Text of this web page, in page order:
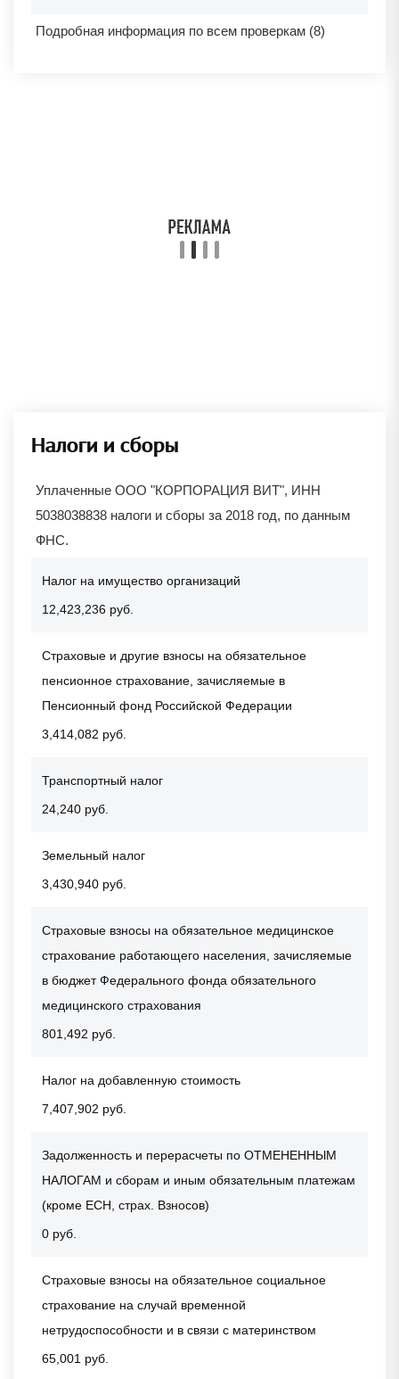
Подробная информация по всем проверкам (8)
Налоги и сборы
Уплаченные ООО "КОРПОРАЦИЯ ВИТ", ИНН
5038038838 налоги и сборы за 2018 год, по данным
ФНС.
Налог на имущество организаций
12,423,236 руб.
Страховые и другие взносы на обязательное
пенсионное страхование, зачисляемые в
Пенсионный фонд Российской Федерации
3,414,082 руб.
Транспортный налог
24,240 руб.
Земельный налог
3,430,940 руб.
Страховые взносы на обязательное медицинское
страхование работающего населения, зачисляемые
в бюджет Федерального фонда обязательного
медицинского страхования
801,492 руб.
Налог на добавленную стоимость
7,407,902 руб.
Задолженность и перерасчеты по ОТМЕНЕННЫМ
НАЛОГАМ и сборам и иным обязательным платежам
(кроме ЕСН, страх. Взносов)
0 руб.
Страховые взносы на обязательное социальное
страхование на случай временной
нетрудоспособности и в связи с материнством
65,001 руб.